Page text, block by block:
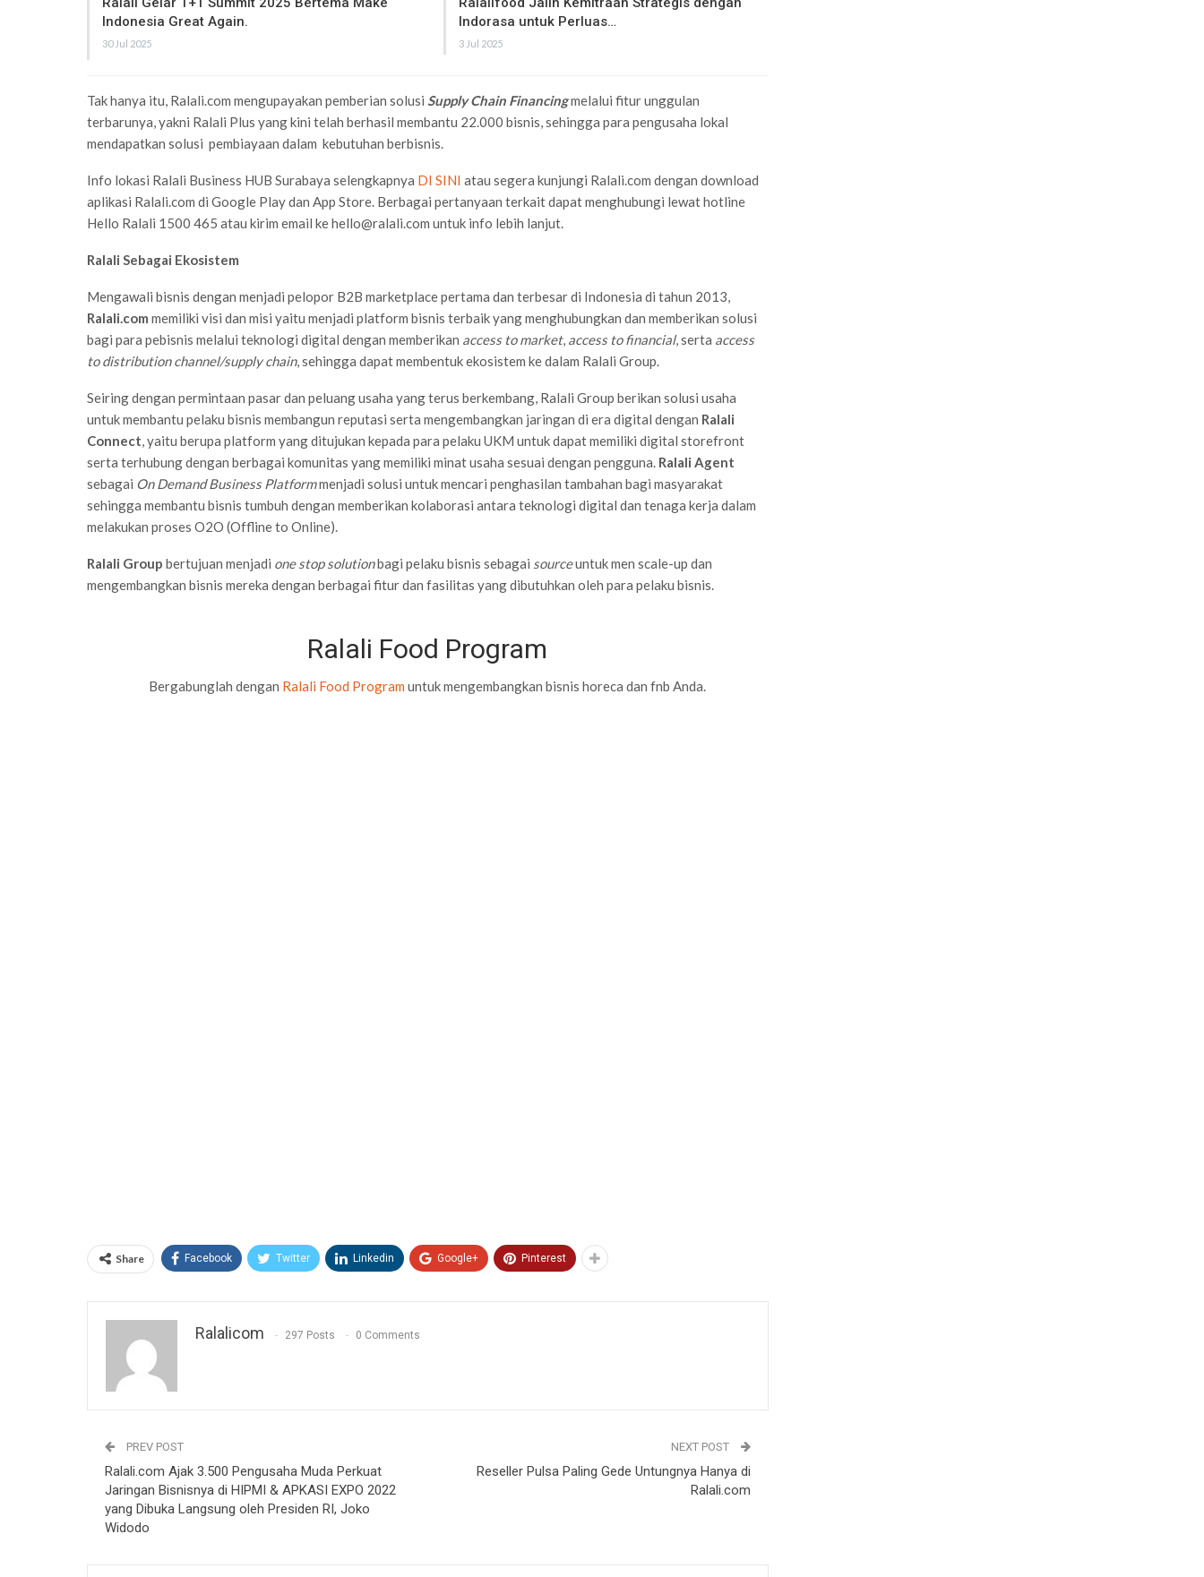
Indonesia Great Again.
30 Jul 2025
Indorasa untuk Perluas…
3 Jul 2025
Tak hanya itu, Ralali.com mengupayakan pemberian solusi Supply Chain Financingmelalui fitur unggulan
terbarunya, yakni Ralali Plus yang kini telah berhasil membantu 22.000 bisnis, sehingga para pengusaha lokal
mendapatkan solusi pembiayaan dalam kebutuhan berbisnis.
Info lokasi Ralali Business HUB Surabaya selengkapnya DI SINI atau segera kunjungi Ralali.com dengan download
aplikasi Ralali.com di Google Play dan App Store. Berbagai pertanyaan terkait dapat menghubungi lewat hotline
Hello Ralali 1500 465 atau kirim email kehello@ralali.com untuk info lebih lanjut.
Ralali Sebagai Ekosistem
Mengawali bisnis dengan menjadi pelopor B2B marketplace pertama dan terbesar di Indonesia di tahun 2013,
Ralali.com memiliki visi dan misi yaitu menjadi platform bisnis terbaik yang menghubungkan dan memberikan solusi
bagi para pebisnis melalui teknologi digital dengan memberikan access to market, access to financial, serta access
to distribution channel/supply chain, sehingga dapat membentuk ekosistem ke dalam Ralali Group.
Seiring dengan permintaan pasar dan peluang usaha yang terus berkembang, Ralali Group berikan solusi usaha
untuk membantu pelaku bisnis membangun reputasi serta mengembangkan jaringan di era digital dengan Ralali
Connect, yaitu berupa platform yang ditujukan kepada para pelaku UKM untuk dapat memiliki digital storefront
serta terhubung dengan berbagai komunitas yang memiliki minat usaha sesuai dengan pengguna. Ralali Agent
sebagai On Demand Business Platformmenjadi solusi untuk mencari penghasilan tambahan bagi masyarakat
sehingga membantu bisnis tumbuh dengan memberikan kolaborasi antara teknologi digital dan tenaga kerja dalam
melakukan proses O2O (Offline to Online).
Ralali Group bertujuan menjadi one stop solutionbagi pelaku bisnis sebagai sourceuntuk men scale-up dan
mengembangkan bisnis mereka dengan berbagai fitur dan fasilitas yang dibutuhkan oleh para pelaku bisnis.
Ralali Food Program
Bergabunglah dengan Ralali Food Program untuk mengembangkan bisnis horeca dan fnb Anda.
Share Facebook Twitter Linkedin Google+ Pinterest
Ralalicom 297 Posts 0 Comments
PREV POST
Ralali.com Ajak 3.500 Pengusaha Muda Perkuat
Jaringan Bisnisnya di HIPMI & APKASI EXPO 2022
yang Dibuka Langsung oleh Presiden RI, Joko
Widodo
NEXT POST
Reseller Pulsa Paling Gede Untungnya Hanya di
Ralali.com